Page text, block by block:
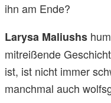
ihn am Ende?
Larysa Maliushs
mitreißende
ist, ist nicht immer
manchmal auch